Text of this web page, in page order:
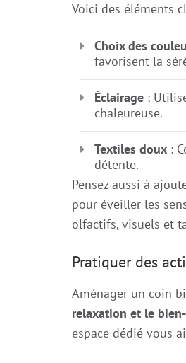
Voici des éléments
Choix des
favorisent la
Éclairage :
chaleureuse.
Textiles doux :
détente.
Pensez aussi à
pour éveiller les
olfactifs, visuels et
Pratiquer des
Aménager un coin
relaxation et le
espace dédié vous